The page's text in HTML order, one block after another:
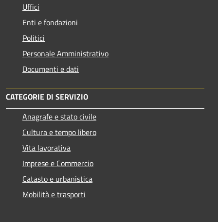
Uffici
Enti e fondazioni
Politici
Personale Amministrativo
Documenti e dati
CATEGORIE DI SERVIZIO
Anagrafe e stato civile
Cultura e tempo libero
Vita lavorativa
Imprese e Commercio
Catasto e urbanistica
Mobilità e trasporti